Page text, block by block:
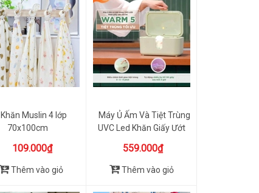
Khăn Muslin 4 lớp
70x100cm
109.000₫
Thêm vào giỏ
Máy Ủ Ấm Và Tiệt Trùng
UVC Led Khăn Giấy Ướt
559.000₫
Thêm vào giỏ